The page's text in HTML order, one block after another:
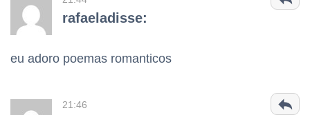
rafaeladisse:
eu adoro poemas romanticos
21:46